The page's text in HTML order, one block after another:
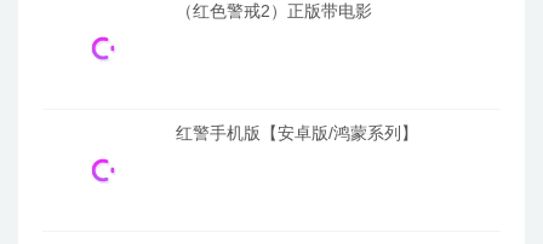
（红色警戒2）正版带电影
红警手机版【安卓版/鸿蒙系列】